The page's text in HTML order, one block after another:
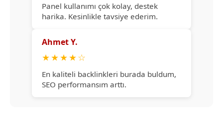
Panel kullanımı çok kolay, destek
harika. Kesinlikle tavsiye ederim.
Ahmet Y.
★★★★☆
En kaliteli backlinkleri burada buldum,
SEO performansım arttı.